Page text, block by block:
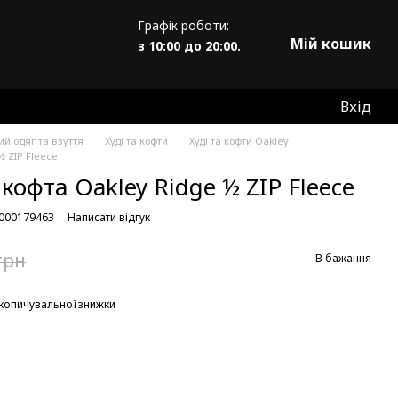
Графік роботи:
з 10:00 до 20:00.
Мій кошик
Вхід
одяг та взуття Худі та кофти
Худі та кофти Oakley
ZIP Fleece
Oakley Ridge ½ ZIP Fleece
Написати відгук
В бажання
знижки